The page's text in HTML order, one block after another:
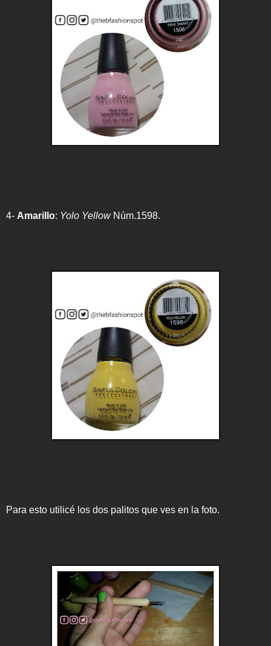
4- Amarillo: Yolo YellowNúm.1598.
Para esto utilicé los dos palitos que ves en la foto.